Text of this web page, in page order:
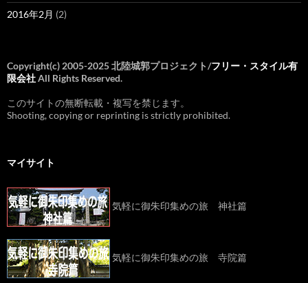
2016年2月 (2)
Copyright(c) 2005-2025 北陸城郭プロジェクト/フリー・スタイル有
限会社All Rights Reserved.
このサイトの無断転載・複写を禁じます。
Shooting, copying or reprinting is strictly prohibited.
マイサイト
気軽に御朱印集めの旅 神社篇
気軽に御朱印集めの旅 寺院篇